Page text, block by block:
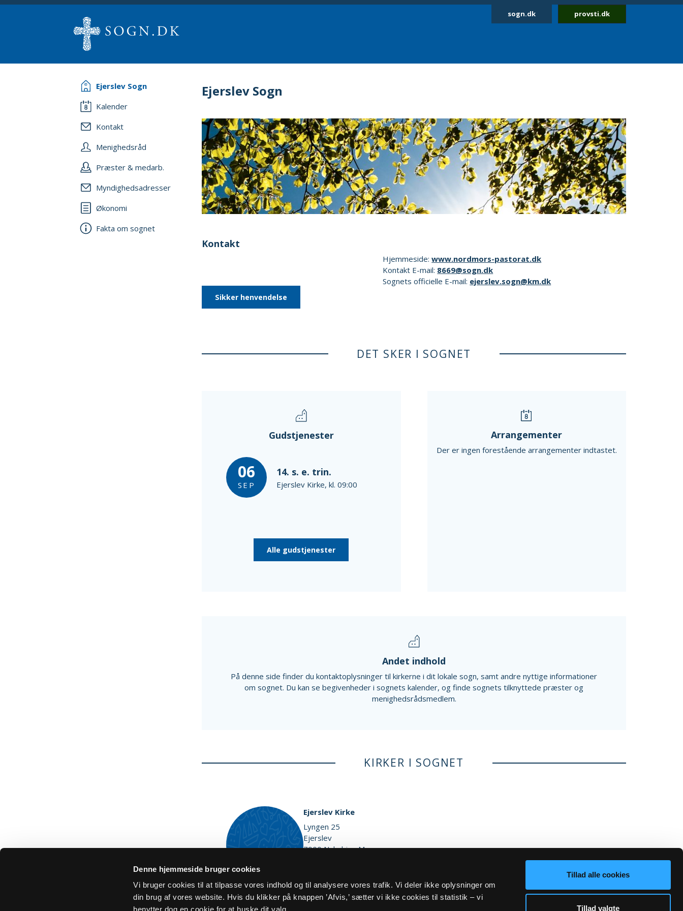
Denne hjemmeside bruger cookies
Vi bruger cookies til at tilpasse vores indhold og til analysere vores trafik. Vi deler ikke oplysninger om
din brug af vores website. Hvis du klikker på knappen ’Afvis,’ sætter vi ikke cookies til statistik – vi
Tillad alle cookies
Tillad valgte
sogn.dk provsti.dk
Ejerslev Sogn
Kalender
Kontakt
Menighedsråd
Præster & medarb.
Myndighedsadresser
Økonomi
Fakta om sognet
Ejerslev Sogn
Kontakt
Sikker henvendelse
Hjemmeside:www.nordmors-pastorat.dk
Kontakt E-mail: 8669@sogn.dk
Sognets officielle E-mail: ejerslev.sogn@km.dk
DET SKER I SOGNET
Gudstjenester
06
SEP
14. s. e. trin.
Ejerslev Kirke, kl. 09:00
Alle gudstjenester
Arrangementer
Der er ingen forestående arrangementer indtastet.
Andet indhold
På denne side finder du kontaktoplysninger til kirkerne i dit lokale sogn, samt andre nyttige informationer
om sognet. Du kan se begivenheder i sognets kalender, og finde sognets tilknyttede præster og
menighedsrådsmedlem.
KIRKER I SOGNET
Ejerslev Kirke
Lyngen 25
Ejerslev
7900 Nykøbing M